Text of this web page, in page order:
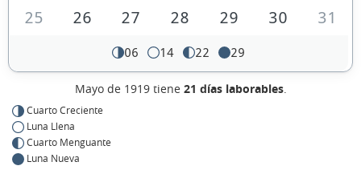
25
26 27 28 29 30 31
06 14 22 29
Mayo de 1919 tiene 21 días laborables.
Cuarto Creciente
Luna Llena
Cuarto Menguante
Luna Nueva